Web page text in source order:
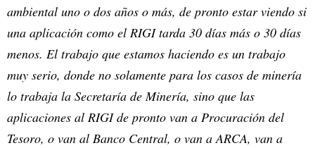
ambiental uno o dos años o más, de pronto estar viendo si
una aplicación como el RIGI tarda 30 días más o 30 días
menos. El trabajo que estamos haciendo es un trabajo
muy serio, donde no solamente para los casos de minería
lo trabaja la Secretaría de Minería, sino que las
aplicaciones al RIGI de pronto van a Procuración del
Tesoro, o van al Banco Central, o van a ARCA, van a